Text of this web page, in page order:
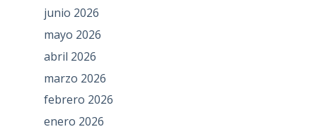
junio 2026
mayo 2026
abril 2026
marzo 2026
febrero 2026
enero 2026